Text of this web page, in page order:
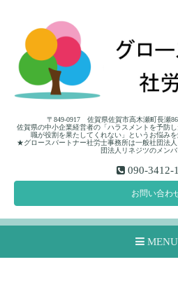
〒849-0917 佐賀県佐賀市高木瀬町長瀬
佐賀県の中小企業経営者の「ハラスメントを予防
職が役割を果たしてくれない」というお悩み
★グロースパートナー社労士事務所は一般社団法
団法人リネジツのメン
090-3412-
お問い合わ
MENU